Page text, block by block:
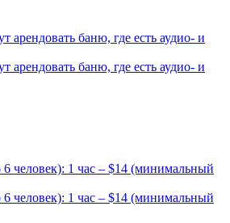
арендовать баню, где есть аудио- и
арендовать баню, где есть аудио- и
человек): 1 час – $14 (минимальный
человек): 1 час – $14 (минимальный